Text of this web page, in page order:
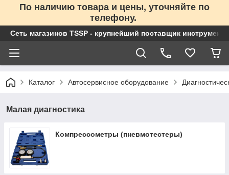
По наличию товара и цены, уточняйте по
телефону.
Сеть магазинов TSSP - крупнейший поставщик
Каталог Автосервисное оборудование
Малая диагностика
Компрессометры (пневмотестеры)